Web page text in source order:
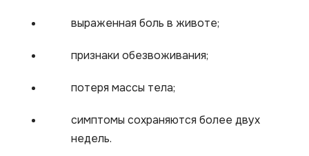
выраженная боль в животе;
признаки обезвоживания;
потеря массы тела;
симптомы сохраняются более двух
недель.